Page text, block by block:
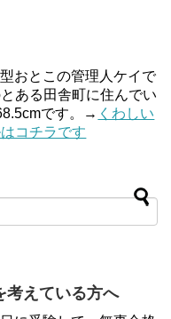
おとこの管理人ケイで
ある田舎町に住んでい
です。→ くわしい
コチラです
考えている方へ